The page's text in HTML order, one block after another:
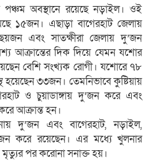
পঞ্চম অবস্থানে রয়েছে নড়াইল। ওই
১৫জন। এছাড়া বাগেরহাট জেলায়
এবং সাতক্ষীরা জেলায় দু’জন
আক্রান্তের দিক দিয়ে যেমন যশোর
বেশি সংখ্যক রোগী। যশোরে ৭৮
হয়েছেন ৩৩জন। তেমনিভাবে কুষ্টিয়ায়
ও চুয়াডাঙ্গায় দু’জন করে এবং
আক্রান্ত হন।
দু’জন এবং বাগেরহাট, নড়াইল,
করে রয়েছেন। এর মধ্যে খুলনার
পর করোনা সনাক্ত হয়।